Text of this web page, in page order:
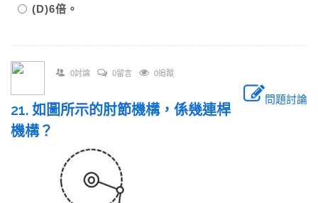
(D)6倍。
0討論 0留言 0追蹤
問題討論
21. 如圖所示的肘節機構，係幾連桿
機構？